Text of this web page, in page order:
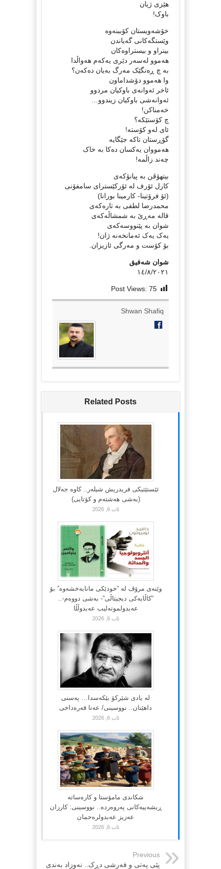
ھێزی ژیان
باوک!
خۆشەویستان کۆببنەوە
وێستگەکانی گەیاندن
بینراو و بیستراوەکان
ھەموو لەسەر دێری یەکەم ھەواڵدا
بە چ ڕەنگێک مەرگ بەیان دەکەن؟
وا ھەموو دۆشداماون
ئاخر ئەوانەی باوکیان مردوو
ئەوانەشی باوکیان زیندوو…
خەمناکن!
چ کۆستێکە؟
ئای لەو کۆستە!
گۆڕستان تاکە جێگایە
ھەمووان یەکسان دەکا بە خاک
چەند زاڵمە!
بیتھۆڤن بە پیانۆکەی
کارل ئۆرف لە ئۆرکێسترای سامفۆنی
(ئۆ فرۆتینا- کارمینا بورانا)
قالە مەڕێ بە شمشاڵەکەی
شوان بە پێنووسەکەی
یەک یەک ئەمانخەنە ژان!
بۆ کۆست و مەرگی ئازیزان.
شوان شەفیق
١٤/٨/٢٠٢١
Post Views: 75
Shwan Shafiq
Related Posts
ئێستێتیکی فریدریش شیلەر.. کاوە جەلال
(بەشی هەشتەم و کۆتایی)
ئاب 6, 2026
وێنەی مرۆڤ لە “خودێکی مانابەخشەوە” بۆ
“کاڵایەکی دیجیتاڵی”- بەشی دووەم-..
عەبدولموتەلیب عەبدوڵڵا
ئاب 6, 2026
لە یادی شێرکۆ بێکەسدا… پەسنی
داهێنان.. نووسینی/ عەتا قەرەداخی
ئاب 6, 2026
شکاندی مامۆستا و کارەساتە
ڕیشەییەکانی پەروەردە.. نووسینی: کارزان
عەزیز عەبدولرەحمان
ئاب 6, 2026
Previous
پێی پەتی و فەرشی دڕک.. نەوزاد بەندی